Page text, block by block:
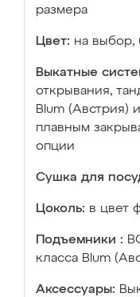
размера
Цвет: на выбор,
Выкатные
открывания,
Blum (Австрия)
плавным
опции
Сушка для
Цоколь: в цвет
Подъемники :
класса Blum
Аксессуары: